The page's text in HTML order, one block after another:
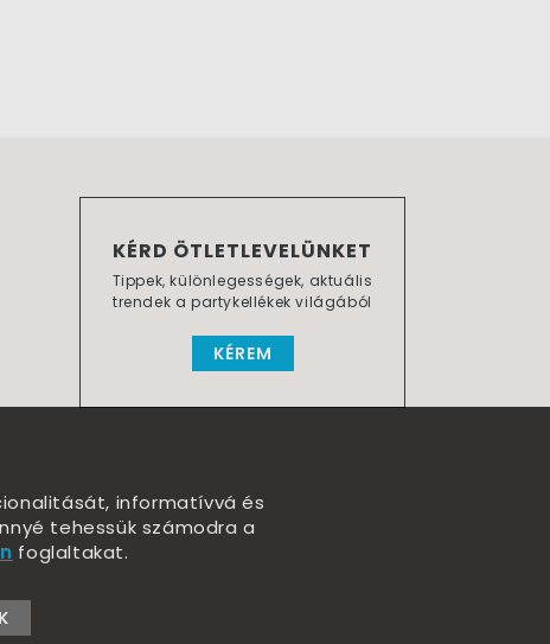
KÉRD ÖTLETLEVELÜNKET
Tippek, különlegességek, aktuális
trendek a partykellékek világából
KÉREM
informatívvá és
tehessük számodra a
foglaltakat.